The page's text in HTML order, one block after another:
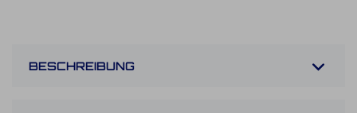
BESCHREIBUNG